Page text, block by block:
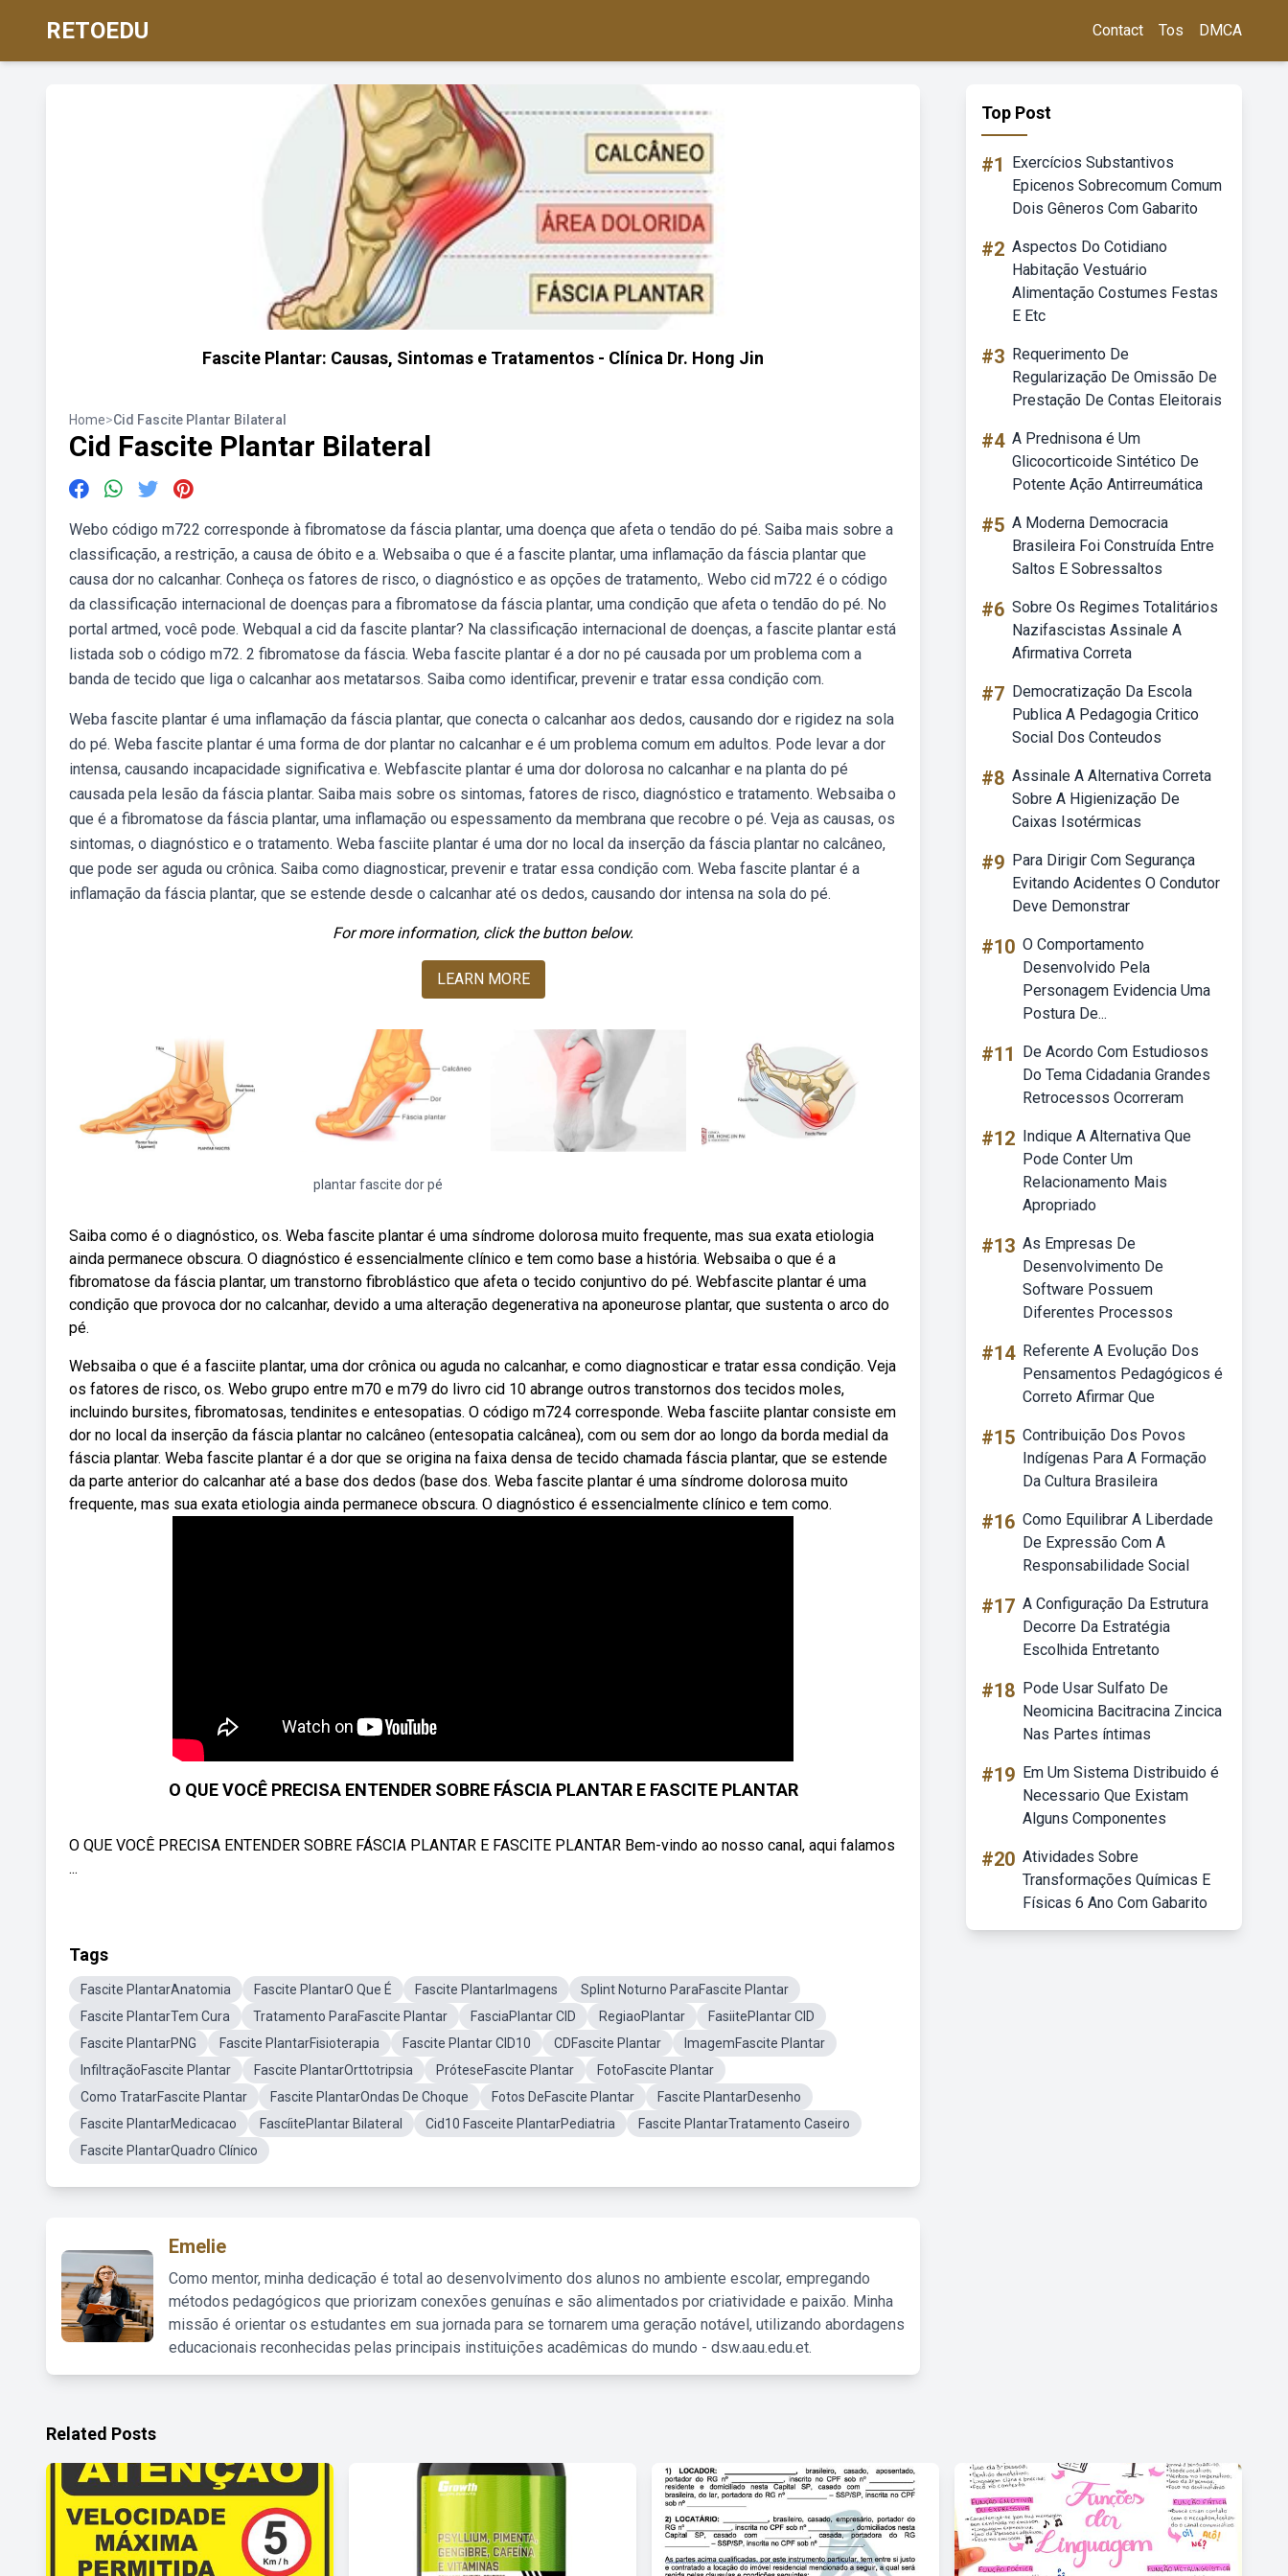
RETOEDU Contact Tos DMCA
Fascite Plantar: Causas, Sintomas e Tratamentos - Clínica Dr. Hong Jin
Home>Cid Fascite Plantar Bilateral
Cid Fascite Plantar Bilateral
Webo código m722 corresponde à fibromatose da fáscia plantar, uma doença que afeta o tendão do pé. Saiba mais sobre a
classificação, a restrição, a causa de óbito e a. Websaiba o que é a fascite plantar, uma inflamação da fáscia plantar que
causa dor no calcanhar. Conheça os fatores de risco, o diagnóstico e as opções de tratamento,. Webo cid m722 é o código
da classificação internacional de doenças para a fibromatose da fáscia plantar, uma condição que afeta o tendão do pé. No
portal artmed, você pode. Webqual a cid da fascite plantar? Na classificação internacional de doenças, a fascite plantar está
listada sob o código m72. 2 fibromatose da fáscia. Weba fascite plantar é a dor no pé causada por um problema com a
banda de tecido que liga o calcanhar aos metatarsos. Saiba como identificar, prevenir e tratar essa condição com.
Weba fascite plantar é uma inflamação da fáscia plantar, que conecta o calcanhar aos dedos, causando dor e rigidez na sola
do pé. Weba fascite plantar é uma forma de dor plantar no calcanhar e é um problema comum em adultos. Pode levar a dor
intensa, causando incapacidade significativa e. Webfascite plantar é uma dor dolorosa no calcanhar e na planta do pé
causada pela lesão da fáscia plantar. Saiba mais sobre os sintomas, fatores de risco, diagnóstico e tratamento. Websaiba o
que é a fibromatose da fáscia plantar, uma inflamação ou espessamento da membrana que recobre o pé. Veja as causas, os
sintomas, o diagnóstico e o tratamento. Weba fasciite plantar é uma dor no local da inserção da fáscia plantar no calcâneo,
que pode ser aguda ou crônica. Saiba como diagnosticar, prevenir e tratar essa condição com. Weba fascite plantar é a
inflamação da fáscia plantar, que se estende desde o calcanhar até os dedos, causando dor intensa na sola do pé.
For more information, click the button below.
LEARN MORE
plantar fascite dor pé
Saiba como é o diagnóstico, os. Weba fascite plantar é uma síndrome dolorosa muito frequente, mas sua exata etiologia
ainda permanece obscura. O diagnóstico é essencialmente clínico e tem como base a história. Websaiba o que é a
fibromatose da fáscia plantar, um transtorno fibroblástico que afeta o tecido conjuntivo do pé. Webfascite plantar é uma
condição que provoca dor no calcanhar, devido a uma alteração degenerativa na aponeurose plantar, que sustenta o arco do
pé.
Websaiba o que é a fasciite plantar, uma dor crônica ou aguda no calcanhar, e como diagnosticar e tratar essa condição. Veja
os fatores de risco, os. Webo grupo entre m70 e m79 do livro cid 10 abrange outros transtornos dos tecidos moles,
incluindo bursites, fibromatosas, tendinites e entesopatias. O código m724 corresponde. Weba fasciite plantar consiste em
dor no local da inserção da fáscia plantar no calcâneo (entesopatia calcânea), com ou sem dor ao longo da borda medial da
fáscia plantar. Weba fascite plantar é a dor que se origina na faixa densa de tecido chamada fáscia plantar, que se estende
da parte anterior do calcanhar até a base dos dedos (base dos. Weba fascite plantar é uma síndrome dolorosa muito
frequente, mas sua exata etiologia ainda permanece obscura. O diagnóstico é essencialmente clínico e tem como.
O QUE VOCÊ PRECISA ENTENDER SOBRE FÁSCIA PLANTAR E FASCITE PLANTAR
O QUE VOCÊ PRECISA ENTENDER SOBRE FÁSCIA PLANTAR E FASCITE PLANTAR Bem-vindo ao nosso canal, aqui falamos
...
Tags
Fascite PlantarAnatomia Fascite PlantarO Que É Fascite PlantarImagens
Splint Noturno ParaFascite Plantar
Fascite PlantarTem Cura
Tratamento ParaFascite Plantar FasciaPlantar CID RegiaoPlantar
FasiitePlantar CID
Fascite PlantarPNG
Fascite PlantarFisioterapia Fascite Plantar CID10 CDFascite Plantar
ImagemFascite Plantar
InfiltraçãoFascite Plantar
Fascite PlantarOrttotripsia PróteseFascite Plantar
FotoFascite Plantar
Como TratarFascite Plantar
Fascite PlantarOndas De Choque Fotos DeFascite Plantar
Fascite PlantarDesenho
Fascite PlantarMedicacao
FascíitePlantar Bilateral Cid10 Fasceite PlantarPediatria
Fascite PlantarTratamento Caseiro
Fascite PlantarQuadro Clínico
Emelie
Como mentor, minha dedicação é total ao desenvolvimento dos alunos no ambiente escolar, empregando
métodos pedagógicos que priorizam conexões genuínas e são alimentados por criatividade e paixão. Minha
missão é orientar os estudantes em sua jornada para se tornarem uma geração notável, utilizando abordagens
educacionais reconhecidas pelas principais instituições acadêmicas do mundo - dsw.aau.edu.et.
Top Post
#1
Exercícios Substantivos
Epicenos Sobrecomum Comum
Dois Gêneros Com Gabarito
#2 Aspectos Do Cotidiano
Habitação Vestuário
Alimentação Costumes Festas
E Etc
#3 Requerimento De
Regularização De Omissão De
Prestação De Contas Eleitorais
#4 A Prednisona é Um
Glicocorticoide Sintético De
Potente Ação Antirreumática
#5 A Moderna Democracia
Brasileira Foi Construída Entre
Saltos E Sobressaltos
#6 Sobre Os Regimes Totalitários
Nazifascistas Assinale A
Afirmativa Correta
#7 Democratização Da Escola
Publica A Pedagogia Critico
Social Dos Conteudos
#8 Assinale A Alternativa Correta
Sobre A Higienização De
Caixas Isotérmicas
#9 Para Dirigir Com Segurança
Evitando Acidentes O Condutor
Deve Demonstrar
#10 O Comportamento
Desenvolvido Pela
Personagem Evidencia Uma
Postura De...
#11
De Acordo Com Estudiosos
Do Tema Cidadania Grandes
Retrocessos Ocorreram
#12 Indique A Alternativa Que
Pode Conter Um
Relacionamento Mais
Apropriado
#13 As Empresas De
Desenvolvimento De
Software Possuem
Diferentes Processos
#14 Referente A Evolução Dos
Pensamentos Pedagógicos é
Correto Afirmar Que
#15 Contribuição Dos Povos
Indígenas Para A Formação
Da Cultura Brasileira
#16 Como Equilibrar A Liberdade
De Expressão Com A
Responsabilidade Social
#17 A Configuração Da Estrutura
Decorre Da Estratégia
Escolhida Entretanto
#18 Pode Usar Sulfato De
Neomicina Bacitracina Zincica
Nas Partes íntimas
#19 Em Um Sistema Distribuido é
Necessario Que Existam
Alguns Componentes
#20 Atividades Sobre
Transformações Químicas E
Físicas 6 Ano Com Gabarito
Related Posts